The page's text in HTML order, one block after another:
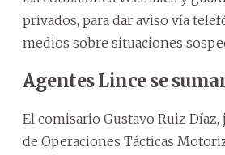
privados, para dar aviso vía
medios sobre situaciones
Agentes Lince se
El comisario Gustavo Ruiz Díaz,
de Operaciones Tácticas